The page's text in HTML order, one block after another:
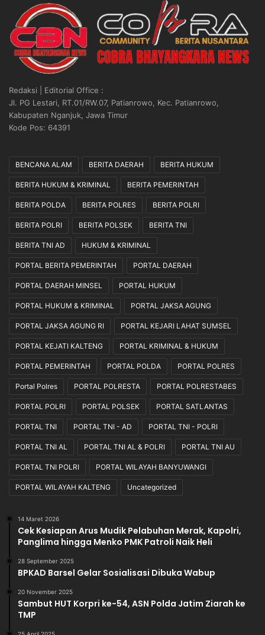
Redaksi | Editorial Office :
Jl. PG Lestari, RT.01/RW.07, Patianrowo, Kec. Patianrowo,
Kabupaten Nganjuk, Jawa Timur
Kode Pos: 64391
BENCANA ALAM BERITA DAERAH BERITA HUKUM
BERITA HUKUM & KRIMINAL BERITA PEMERINTAH
BERITA POLDA BERITA POLRES BERITA POLRI
BERITA POLRI BERITA POLSEK BERITA TNI
BERITA TNI AD HUKUM & KRIMINAL
PORTAL BERITA PEMERINTAH PORTAL DAERAH
PORTAL DAERAH MINSEL PORTAL HUKUM
PORTAL HUKUM & KRIMINAL PORTAL JAKSA AGUNG
PORTAL JAKSA AGUNG RI PORTAL KEJARI LAHAT SUMSEL
PORTAL KEJATI KALTENG PORTAL KRIMINAL & HUKUM
PORTAL PEMERINTAH PORTAL POLDA PORTAL POLRES
Portal Polres PORTAL POLRESTA PORTAL POLRESTABES
PORTAL POLRI PORTAL POLSEK PORTAL SATLANTAS
PORTAL TNI PORTAL TNI - AD PORTAL TNI - POLRI
PORTAL TNI AL PORTAL TNI AL & POLRI PORTAL TNI AU
PORTAL TNI POLRI PORTAL WILAYAH BANYUWANGI
PORTAL WILAYAH KALTENG Uncategorized
14 Maret 2026
Cek Kesiapan Arus Mudik Pelabuhan Merak, Kapolri,
Panglima hingga Menko PMK Patroli Naik Heli
28 September 2025
BPKAD Barsel Gelar Sosialisasi Dibuka Wabup
20 November 2025
Sambut HUT Korpri ke-54, ASN Polda Jatim Ziarah ke
TMP